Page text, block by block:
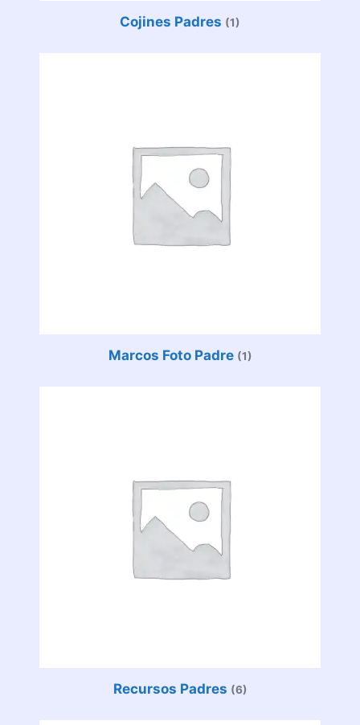
Cojines Padres (1)
Marcos Foto Padre (1)
Recursos Padres (6)